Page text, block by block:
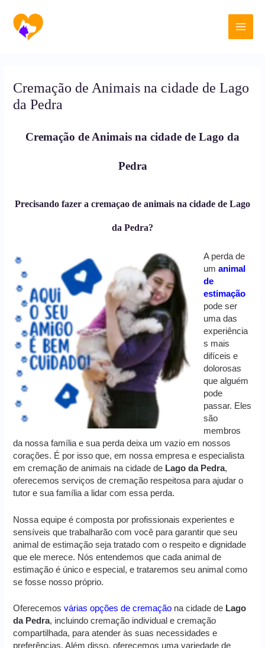
para
conteúdo
Main
Cremação de Animais na cidade de Lago
da Pedra
Cremação de Animais na cidade de Lago da
Pedra
Precisando fazer a cremaçao de animais na cidade de Lago
da Pedra?
A perda de
umanimal
de
estimação
pode ser
uma das
experiência
s mais
difíceis e
dolorosas
que alguém
pode
passar. Eles
são
membros
da nossa família e sua perda deixa um vazio em nossos
corações. É por isso que, em nossa empresa e especialista
em cremação de animais na cidade de Lago da Pedra,
oferecemos serviços de cremação respeitosa para ajudar o
tutor e sua família a lidar com essa perda.
Nossa equipe é composta por profissionais experientes e
sensíveis que trabalharão com você para garantir que seu
animal de estimação seja tratado com o respeito e dignidade
que ele merece. Nós entendemos que cada animal de
estimação é único e especial, e trataremos seu animal como
se fosse nosso próprio.
Oferecemosvárias opções de cremação na cidade de Lago
da Pedra, incluindo cremação individual e cremação
compartilhada, para atender às suas necessidades e
preferências. Além disso, oferecemos uma variedade de